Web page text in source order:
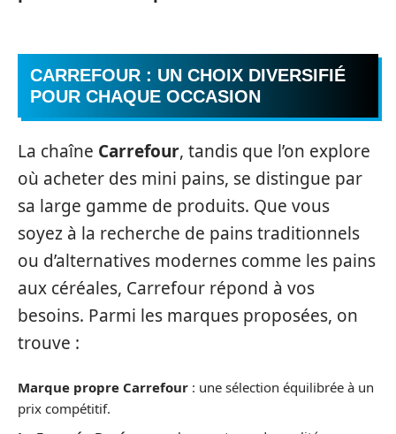
CARREFOUR : UN CHOIX DIVERSIFIÉ
POUR CHAQUE OCCASION
La chaîne Carrefour, tandis que l’on explore
où acheter des mini pains, se distingue par
sa large gamme de produits. Que vous
soyez à la recherche de pains traditionnels
ou d’alternatives modernes comme les pains
aux céréales, Carrefour répond à vos
besoins. Parmi les marques proposées, on
trouve :
Marque propre Carrefour : une sélection équilibrée à un
prix compétitif.